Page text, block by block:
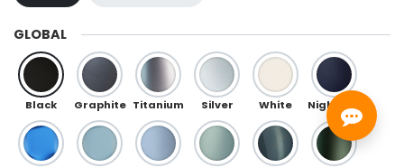
GLOBAL
Black Graphite Titanium Silver White